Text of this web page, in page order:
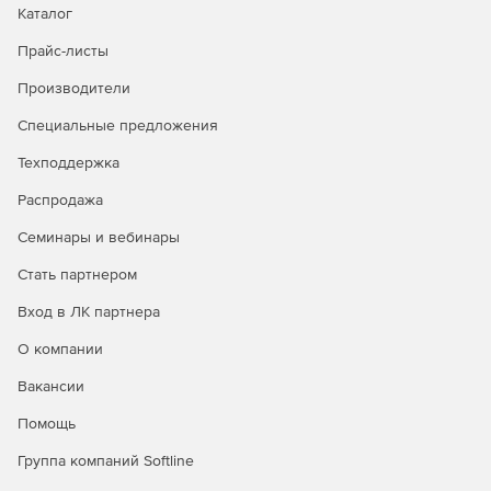
каждую задачу. Стандартный инструмент менеджмента,
который помогает понятно визуализировать проект и для
Задачу можно дополнительно выделить через метки. С их
этапы работы или очередность в спринте. А еще можно
карточкам внимание нужных сотрудников.
описание, исполнителя, файлы и приоритет. Помимо
Каталог
Прайс-листы
Производители
Специальные предложения
Техподдержка
Распродажа
Семинары и вебинары
Стать партнером
Вход в ЛК партнера
О компании
Вакансии
Помощь
Группа компаний Softline